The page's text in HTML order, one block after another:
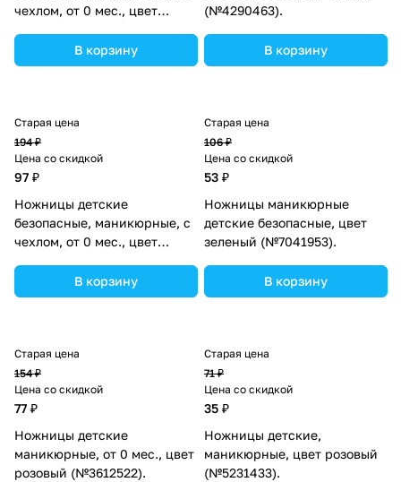
чехлом, от 0 мес., цвет
В корзину
(№4290463).
В корзину
Старая цена
194 ₽
Цена со скидкой
97 ₽
Ножницы детские
безопасные, маникюрные, с
чехлом, от 0 мес., цвет
В корзину
Старая цена
106 ₽
Цена со скидкой
53 ₽
Ножницы маникюрные
детские безопасные, цвет
зеленый (№7041953).
В корзину
Старая цена
154 ₽
Цена со скидкой
77 ₽
Ножницы детские
маникюрные, от 0 мес., цвет
розовый (№3612522).
Старая цена
71 ₽
Цена со скидкой
35 ₽
Ножницы детские,
маникюрные, цвет розовый
(№5231433).